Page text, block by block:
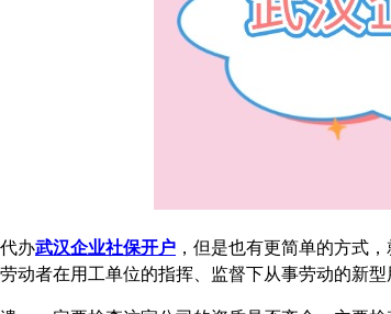
办武汉企业社保开户 ，但是也有更简单的方式
动者在用工单位的指挥、监督下从事劳动的新